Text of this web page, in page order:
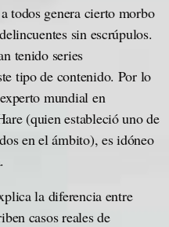
todos genera cierto morbo
sin escrúpulos.
tenido series
tipo de contenido. Por lo
mundial en
(quien estableció uno de
en el ámbito), es idóneo
la diferencia entre
casos reales de